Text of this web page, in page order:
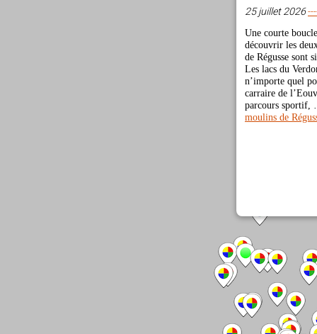
25 juillet 2026
Une courte
découvrir les
de Régusse sont
Les lacs du
n’importe quel
carraire de
parcours
moulins de